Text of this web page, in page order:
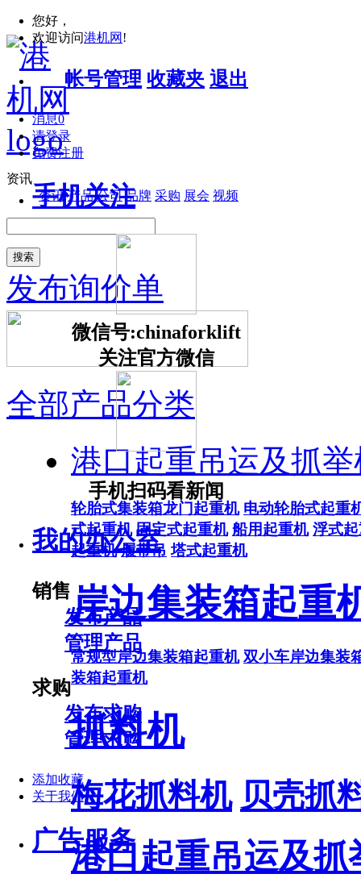
您好，
欢迎访问港机网 !
帐号管理 收藏夹 退出
消息0
请登录
免费注册
手机关注
微信号:chinaforklift
关注官方微信
手机扫码看新闻
我的办公室
销售
发布产品
管理产品
求购
发布求购
管理求购
添加收藏
关于我们
广告服务
资讯
资讯 产品 公司 品牌 采购 展会 视频
搜索
发布询价单
全部产品分类
港口起重吊运及抓
轮胎式集装箱龙门起重机 电动轮胎式起重
式起重机 固定式起重机 船用起重机 浮式
起重机 履带吊 塔式起重机
岸边集装箱起重
常规型岸边集装箱起重机 双小车岸边集装
装箱起重机
抓料机
梅花抓料机 贝壳抓
港口起重吊运及抓